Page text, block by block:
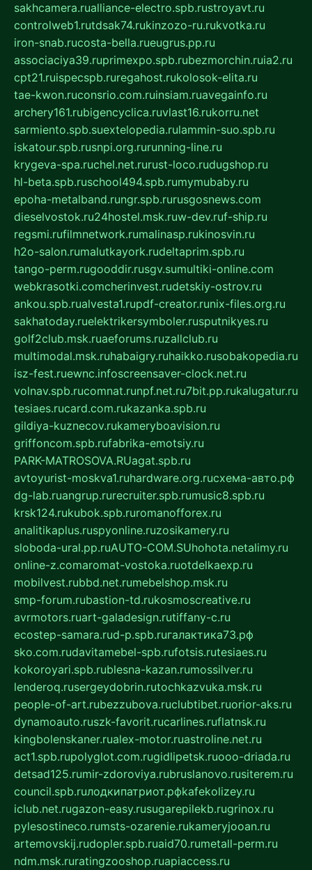
sakhcamera.rualliance-electro.spb.rustroyavt.ru
controlweb1.rutdsak74.rukinzozo-ru.rukvotka.ru
iron-snab.rucosta-bella.rueugrus.pp.ru
associaciya39.ruprimexpo.spb.rubezmorchin.ruia2.ru
cpt21.ruispecspb.ruregahost.rukolosok-elita.ru
tae-kwon.ruconsrio.com.ruinsiam.ruavegainfo.ru
archery161.rubigencyclica.ruvlast16.rukorru.net
sarmiento.spb.suextelopedia.rulammin-suo.spb.ru
iskatour.spb.rusnpi.org.rurunning-line.ru
krygeva-spa.ruchel.net.rurust-loco.rudugshop.ru
hl-beta.spb.ruschool494.spb.rumymubaby.ru
epoha-metalband.rungr.spb.rurusgosnews.com
dieselvostok.ru24hostel.msk.ruw-dev.ruf-ship.ru
regsmi.rufilmnetwork.rumalinasp.rukinosvin.ru
h2o-salon.rumalutkayork.rudeltaprim.spb.ru
tango-perm.rugooddir.rusgv.sumultiki-online.com
webkrasotki.comcherinvest.rudetskiy-ostrov.ru
ankou.spb.rualvesta1.rupdf-creator.runix-files.org.ru
sakhatoday.ruelektrikersymboler.rusputnikyes.ru
golf2club.msk.ruaeforums.ruzallclub.ru
multimodal.msk.ruhabaigry.ruhaikko.rusobakopedia.ru
isz-fest.ruewnc.infoscreensaver-clock.net.ru
volnav.spb.rucomnat.runpf.net.ru7bit.pp.rukalugatur.ru
tesiaes.rucard.com.rukazanka.spb.ru
gildiya-kuznecov.rukameryboavision.ru
griffoncom.spb.rufabrika-emotsiy.ru
PARK-MATROSOVA.RUagat.spb.ru
avtoyurist-moskva1.ruhardware.org.ruсхема-авто.рф
dg-lab.ruangrup.rurecruiter.spb.rumusic8.spb.ru
krsk124.rukubok.spb.ruromanofforex.ru
analitikaplus.ruspyonline.ruzosikamery.ru
sloboda-ural.pp.ruAUTO-COM.SUhohota.netalimy.ru
online-z.comaromat-vostoka.ruotdelkaexp.ru
mobilvest.rubbd.net.rumebelshop.msk.ru
smp-forum.rubastion-td.rukosmoscreative.ru
avrmotors.ruart-galadesign.rutiffany-c.ru
ecostep-samara.rud-p.spb.ruгалактика73.рф
sko.com.rudavitamebel-spb.rufotsis.rutesiaes.ru
kokoroyari.spb.rublesna-kazan.rumossilver.ru
lenderoq.rusergeydobrin.rutochkazvuka.msk.ru
people-of-art.rubezzubova.ruclubtibet.ruorior-aks.ru
dynamoauto.ruszk-favorit.rucarlines.ruflatnsk.ru
kingbolenskaner.rualex-motor.ruastroline.net.ru
act1.spb.rupolyglot.com.rugidlipetsk.ruooo-driada.ru
detsad125.rumir-zdoroviya.rubruslanovo.rusiterem.ru
council.spb.ruлодкипатриот.рфkafekolizey.ru
iclub.net.rugazon-easy.rusugarepilekb.rugrinox.ru
pylesostineco.rumsts-ozarenie.rukameryjooan.ru
artemovskij.rudopler.spb.ruaid70.rumetall-perm.ru
ndm.msk.ruratingzooshop.ruapiaccess.ru